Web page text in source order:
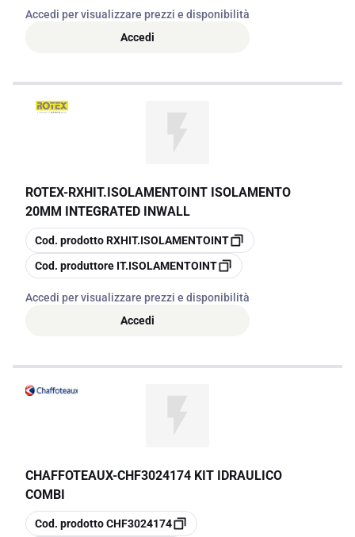
Accedi per visualizzare prezzi e disponibilità
Accedi
ROTEX-RXHIT.ISOLAMENTOINT ISOLAMENTO
20MM INTEGRATED INWALL
copia
Cod. prodottoRXHIT.ISOLAMENTOINT
copia
Cod. produttore IT.ISOLAMENTOINT
Accedi per visualizzare prezzi e disponibilità
Accedi
CHAFFOTEAUX-CHF3024174 KIT IDRAULICO
COMBI
copia
Cod. prodottoCHF3024174